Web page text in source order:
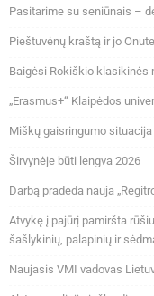
Pasitarime su seniūnais –
Pieštuvėnų kraštą ir jo
Baigėsi Rokiškio klasikinės
„Erasmus+“ Klaipėdos
Miškų gaisringumo
Širvynėje būti lengva 2026
Darbą pradeda nauja
Atvykę į pajūrį pamiršta
šašlykinių, palapinių ir
Naujasis VMI vadovas